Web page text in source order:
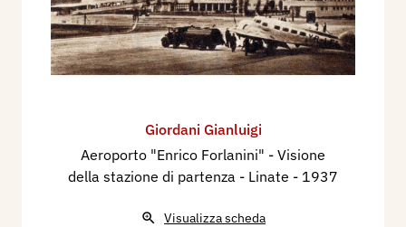
Giordani Gianluigi
Aeroporto "Enrico Forlanini" - Visione
della stazione di partenza - Linate - 1937
Visualizza scheda